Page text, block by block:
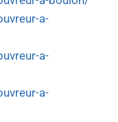
a-
a-
a-